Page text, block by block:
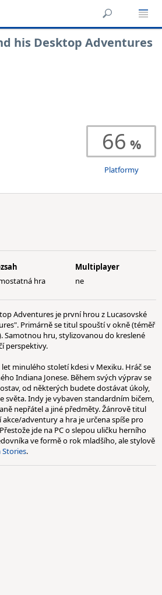
his Desktop Adventures
66
Platformy
hra
Multiplayer
ne
Adventures je první hrou z Lucasovské
Primárně se titul spouští v okně (téměř
Samotnou hru, stylizovanou do kreslené
perspektivy.
let minulého století kdesi v Mexiku. Hráč se
Indiana Jonese. Během svých výprav se
od některých budete dostávat úkoly,
světa. Indy je vybaven standardním bičem,
nepřátel a jiné předměty. Žánrově titul
adventury a hra je určena spíše pro
jde na PC o slepou uličku herního
ve formě o rok mladšího, ale stylově
Stories.